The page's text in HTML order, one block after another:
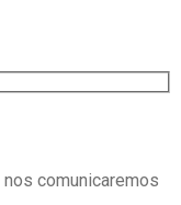
comunicaremos